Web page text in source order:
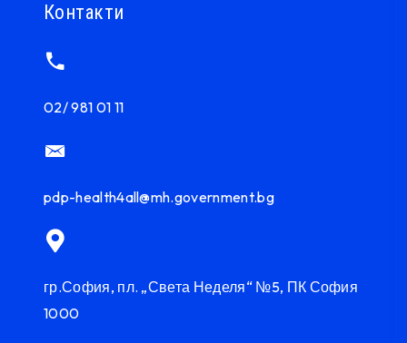
Контакти
02/ 981 01 11
pdp-health4all@mh.government.bg
гр.София, пл. „Света Неделя“ №5, ПК София
1000